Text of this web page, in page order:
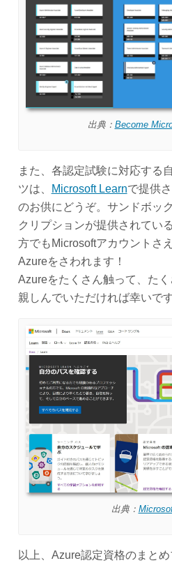
出典： Become
また、各認定試験に対応する
ツは、
Microsoft Learnで提供
のお供にどうぞ。サンドボッ
クリプションが提供されてい
方でもMicrosoftアカウントさ
Azureをさわれます！
Azureをたくさん触って、た
親しんでいただければ幸いです
出典：
以上、Azure認定資格のまとめ